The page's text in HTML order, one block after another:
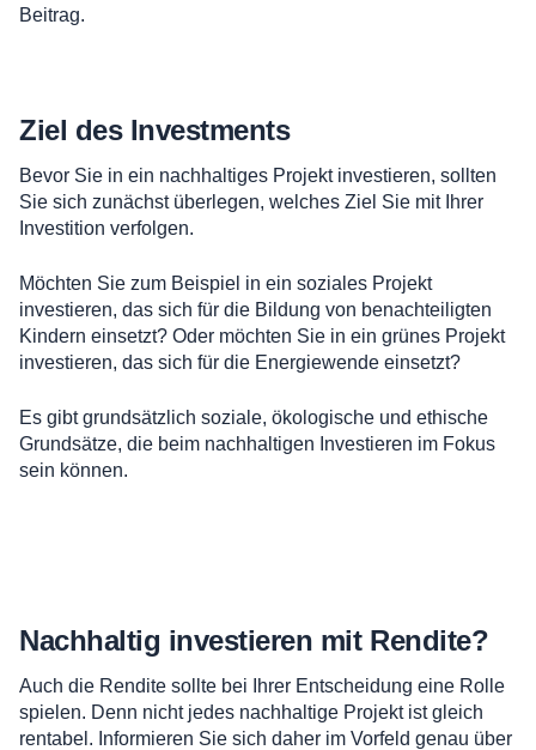
Beitrag.
Ziel des Investments
Bevor Sie in ein nachhaltiges Projekt investieren, sollten
Sie sich zunächst überlegen, welches Ziel Sie mit Ihrer
Investition verfolgen.
Möchten Sie zum Beispiel in ein soziales Projekt
investieren, das sich für die Bildung von benachteiligten
Kindern einsetzt? Oder möchten Sie in ein grünes Projekt
investieren, das sich für die Energiewende einsetzt?
Es gibt grundsätzlich soziale, ökologische und ethische
Grundsätze, die beim nachhaltigen Investieren im Fokus
sein können.
Nachhaltig investieren mit Rendite?
Auch die Rendite sollte bei Ihrer Entscheidung eine Rolle
spielen. Denn nicht jedes nachhaltige Projekt ist gleich
rentabel. Informieren Sie sich daher im Vorfeld genau über